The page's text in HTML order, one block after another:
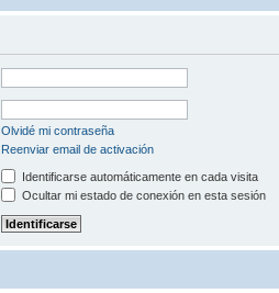
Olvidé mi contraseña
Reenviar email de activación
Identificarse automáticamente en cada visita
Ocultar mi estado de conexión en esta sesión